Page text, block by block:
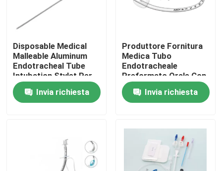
Casa.
Prodotti
Disposable Medical
Malleable Aluminum
Endotracheal Tube
Intubation Stylet Per
l'intubazione dello
stilettoInvia richiesta
Produttore Fornitura
Medica Tubo
Endotracheale
Preformato Orale Con
Manicetta
Invia richiesta